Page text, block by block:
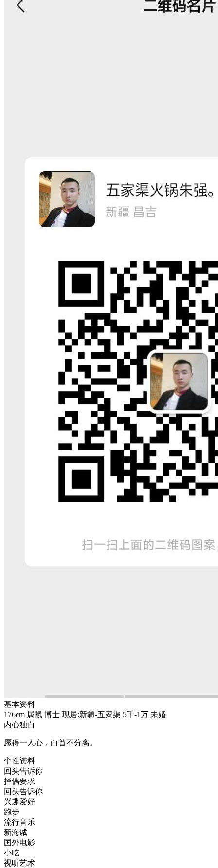
基本资料
176cm 属鼠 博士 现居:新疆-五家渠 5千-1万 未婚
内心独白
愿得一人心，白首不分离。
个性资料
回头告诉你
择偶要求
回头告诉你
兴趣爱好
跑步
流行音乐
新海诚
国外电影
小吃
视听艺术